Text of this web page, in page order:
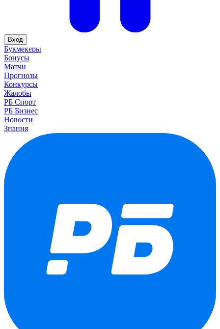
Вход
Букмекеры
Бонусы
Матчи
Прогнозы
Конкурсы
Жалобы
РБ Спорт
РБ Бизнес
Новости
Знания